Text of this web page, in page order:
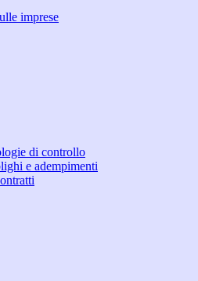
imprese
di controllo
e adempimenti